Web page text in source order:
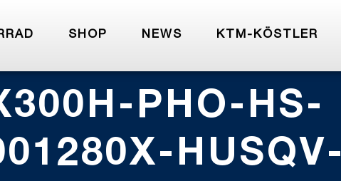
SHOP NEWS KTM-KÖSTLER
PHO-HS-
HUSQV-